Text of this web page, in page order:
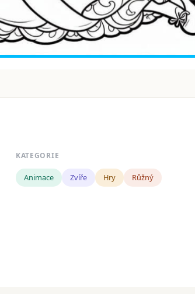
KATEGORIE
Animace Zvíře Hry Růžný